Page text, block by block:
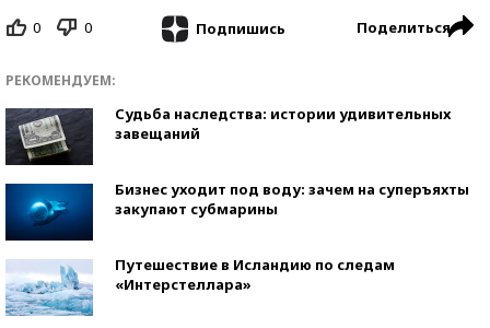
0 0 Подпишись Поделиться
РЕКОМЕНДУЕМ:
Судьба наследства: истории удивительных
завещаний
Бизнес уходит под воду: зачем на суперъяхты
закупают субмарины
Путешествие в Исландию по следам
«Интерстеллара»